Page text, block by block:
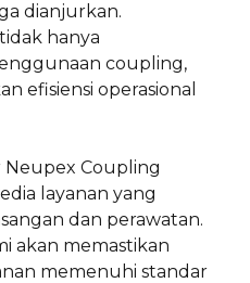
dianjurkan.
hanya
coupling,
efisiensi operasional
Coupling
layanan yang
dan perawatan.
akan memastikan
memenuhi standar